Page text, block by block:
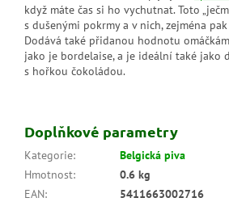
když máte čas si ho vychutnat. Toto
s dušenými pokrmy a v nich, zejména
Dodává také přidanou hodnotu
jako je bordelaise, a je ideální také jako
s hořkou čokoládou.
Doplňkové parametry
Kategorie:
Belgická piva
Hmotnost:
0.6 kg
EAN:
5411663002716